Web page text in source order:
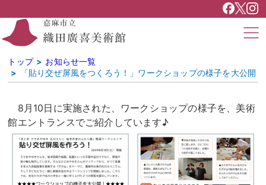
トップ
お知らせ一覧
「貼り交ぜ屏風をつくろう！」ワークショップの様子を大公開
8月10日に実施された、ワークショップの様子を、美術
館エントランスでご紹介しています♪